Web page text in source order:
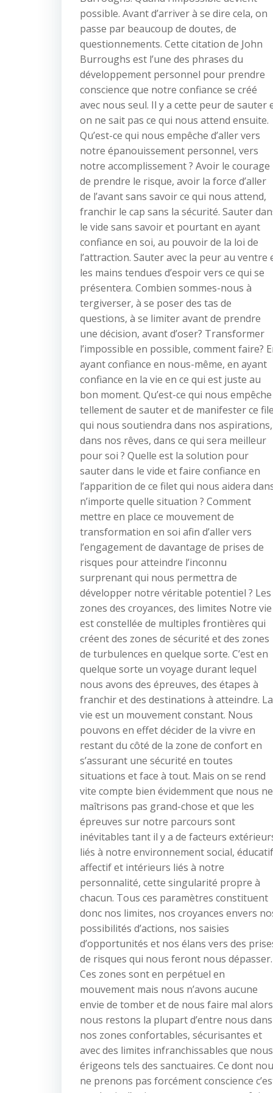
possible. Avant d’arriver à se dire cela, on
passe par beaucoup de doutes, de
questionnements. Cette citation de John
Burroughs est l’une des phrases du
développement personnel pour prendre
conscience que notre confiance se créé
avec nous seul. Il y a cette peur de sauter
on ne sait pas ce qui nous attend ensuite.
Qu’est-ce qui nous empêche d’aller vers
notre épanouissement personnel, vers
notre accomplissement ? Avoir le courage
de prendre le risque, avoir la force d’aller
de l’avant sans savoir ce qui nous attend,
franchir le cap sans la sécurité. Sauter
le vide sans savoir et pourtant en ayant
confiance en soi, au pouvoir de la loi de
l’attraction. Sauter avec la peur au ventre
les mains tendues d’espoir vers ce qui se
présentera. Combien sommes-nous à
tergiverser, à se poser des tas de
questions, à se limiter avant de prendre
une décision, avant d’oser? Transformer
l’impossible en possible, comment faire?
ayant confiance en nous-même, en ayant
confiance en la vie en ce qui est juste au
bon moment. Qu’est-ce qui nous empêche
tellement de sauter et de manifester ce
qui nous soutiendra dans nos aspirations,
dans nos rêves, dans ce qui sera meilleur
pour soi ? Quelle est la solution pour
sauter dans le vide et faire confiance en
l’apparition de ce filet qui nous aidera
n’importe quelle situation ? Comment
mettre en place ce mouvement de
transformation en soi afin d’aller vers
l’engagement de davantage de prises de
risques pour atteindre l’inconnu
surprenant qui nous permettra de
développer notre véritable potentiel ? Les
zones des croyances, des limites Notre vie
est constellée de multiples frontières qui
créent des zones de sécurité et des zones
de turbulences en quelque sorte. C’est en
quelque sorte un voyage durant lequel
nous avons des épreuves, des étapes à
franchir et des destinations à atteindre. La
vie est un mouvement constant. Nous
pouvons en effet décider de la vivre en
restant du côté de la zone de confort en
s’assurant une sécurité en toutes
situations et face à tout. Mais on se rend
vite compte bien évidemment que nous ne
maîtrisons pas grand-chose et que les
épreuves sur notre parcours sont
inévitables tant il y a de facteurs
liés à notre environnement social,
affectif et intérieurs liés à notre
personnalité, cette singularité propre à
chacun. Tous ces paramètres constituent
donc nos limites, nos croyances envers
possibilités d’actions, nos saisies
d’opportunités et nos élans vers des
de risques qui nous feront nous dépasser.
Ces zones sont en perpétuel en
mouvement mais nous n’avons aucune
envie de tomber et de nous faire mal alors
nous restons la plupart d’entre nous dans
nos zones confortables, sécurisantes et
avec des limites infranchissables que nous
érigeons tels des sanctuaires. Ce dont
ne prenons pas forcément conscience